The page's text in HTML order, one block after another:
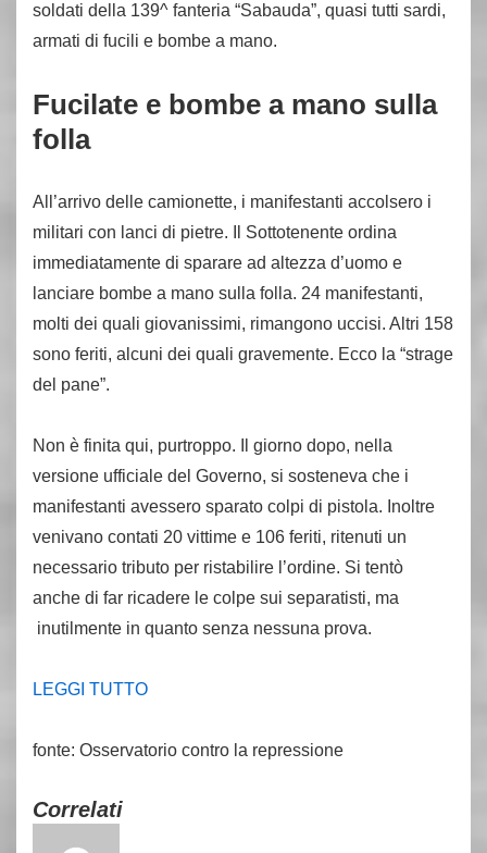
soldati della 139^ fanteria “Sabauda”, quasi tutti sardi,
armati di fucili e bombe a mano.
Fucilate e bombe a mano sulla
folla
All’arrivo delle camionette, i manifestanti accolsero i
militari con lanci di pietre. Il Sottotenente ordina
immediatamente di sparare ad altezza d’uomo e
lanciare bombe a mano sulla folla. 24 manifestanti,
molti dei quali giovanissimi, rimangono uccisi. Altri 158
sono feriti, alcuni dei quali gravemente. Ecco la “strage
del pane”.
Non è finita qui, purtroppo. Il giorno dopo, nella
versione ufficiale del Governo, si sosteneva che i
manifestanti avessero sparato colpi di pistola. Inoltre
venivano contati 20 vittime e 106 feriti, ritenuti un
necessario tributo per ristabilire l’ordine. Si tentò
anche di far ricadere le colpe sui separatisti, ma
inutilmente in quanto senza nessuna prova.
LEGGI TUTTO
fonte: Osservatorio contro la repressione
Correlati